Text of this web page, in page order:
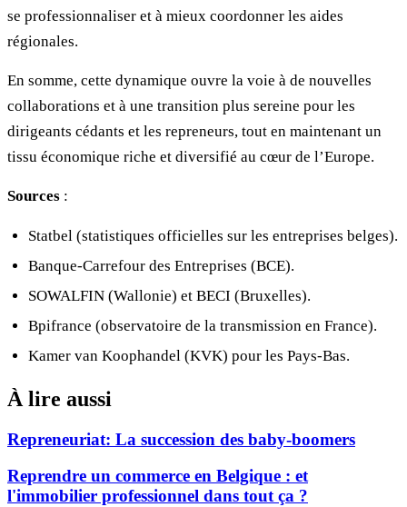
se professionnaliser et à mieux coordonner les aides
régionales.
En somme, cette dynamique ouvre la voie à de nouvelles
collaborations et à une transition plus sereine pour les
dirigeants cédants et les repreneurs, tout en maintenant un
tissu économique riche et diversifié au cœur de l’Europe.
Sources :
Statbel (statistiques officielles sur les entreprises belges).
Banque-Carrefour des Entreprises (BCE).
SOWALFIN (Wallonie) et BECI (Bruxelles).
Bpifrance (observatoire de la transmission en France).
Kamer van Koophandel (KVK) pour les Pays-Bas.
À lire aussi
Repreneuriat: La succession des baby-boomers
Reprendre un commerce en Belgique : et
l'immobilier professionnel dans tout ça ?